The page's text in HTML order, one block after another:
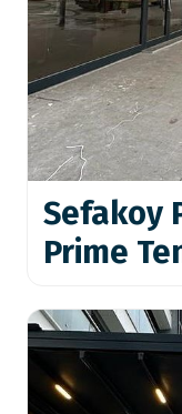
Sefakoy
Prime